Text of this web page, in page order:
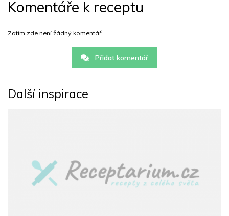
Komentáře k receptu
Zatím zde není žádný komentář
Přidat komentář
Další inspirace